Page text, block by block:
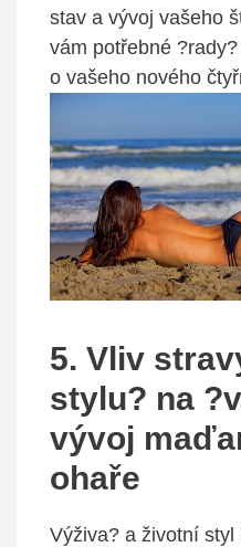
stav a vývoj vašeho
vám potřebné
o vašeho nového
5. Vliv
stylu? na
vývoj
ohaře
Výživa? a životní